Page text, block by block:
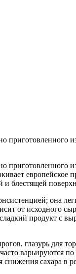
и блестящей
она
от исходного
продукт с
глазурь для
варьируются
сахара в